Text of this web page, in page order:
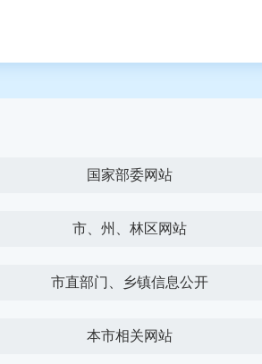
国家部委网站
市、州、林区网站
市直部门、乡镇信息公开
本市相关网站